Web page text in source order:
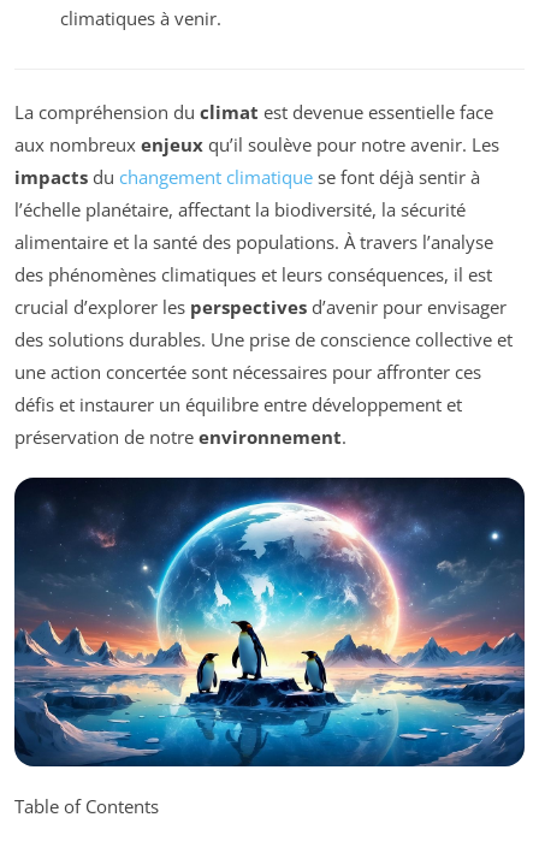
climatiques à venir.
La compréhension du climat est devenue essentielle face
aux nombreux enjeux qu’il soulève pour notre avenir. Les
impacts du changement climatique se font déjà sentir à
l’échelle planétaire, affectant la biodiversité, la sécurité
alimentaire et la santé des populations. À travers l’analyse
des phénomènes climatiques et leurs conséquences, il est
crucial d’explorer les perspectives d’avenir pour envisager
des solutions durables. Une prise de conscience collective et
une action concertée sont nécessaires pour affronter ces
défis et instaurer un équilibre entre développement et
préservation de notre environnement.
Table of Contents